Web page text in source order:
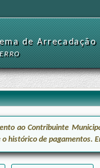
de Arrecadação
ao Contribuinte
o histórico de